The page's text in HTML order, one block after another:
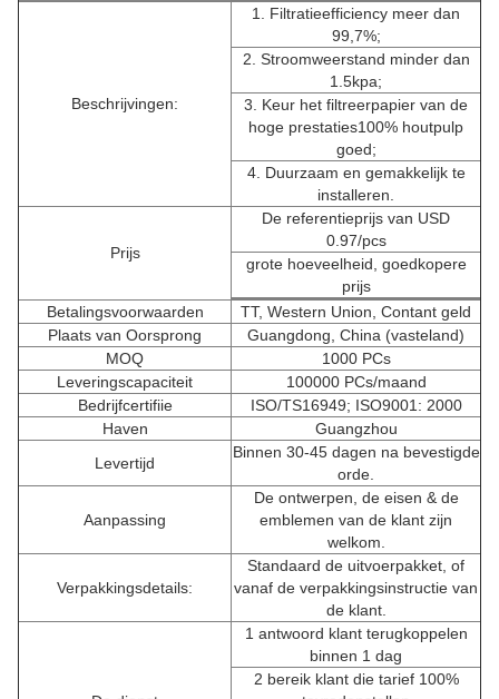
Beschrijvingen:
1. Filtratieefficiency meer dan
99,7%;
2. Stroomweerstand minder dan
1.5kpa;
3. Keur het filtreerpapier van de
hoge prestaties100% houtpulp
goed;
4. Duurzaam en gemakkelijk te
installeren.
Prijs
De referentieprijs van USD
0.97/pcs
grote hoeveelheid, goedkopere
prijs
Betalingsvoorwaarden
TT, Western Union, Contant geld
Plaats van Oorsprong
Guangdong, China (vasteland)
MOQ
1000 PCs
Leveringscapaciteit
100000 PCs/maand
Bedrijfcertifiie
ISO/TS16949; ISO9001: 2000
Haven
Guangzhou
Levertijd
Binnen 30-45 dagen na bevestigde
orde.
Aanpassing
De ontwerpen, de eisen & de
emblemen van de klant zijn
welkom.
Verpakkingsdetails:
Standaard de uitvoerpakket, of
vanaf de verpakkingsinstructie van
de klant.
1 antwoord klant terugkoppelen
binnen 1 dag
2 bereik klant die tarief 100%